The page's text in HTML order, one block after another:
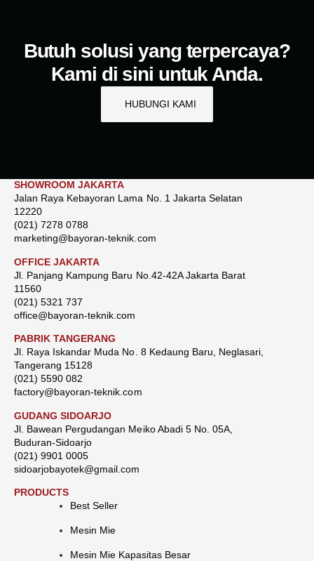
Butuh solusi yang terpercaya?
Kami di sini untuk Anda.
HUBUNGI KAMI
SHOWROOM JAKARTA
Jalan Raya Kebayoran Lama No. 1 Jakarta Selatan
12220
(021) 7278 0788
marketing@bayoran-teknik.com
OFFICE JAKARTA
Jl. Panjang Kampung Baru No.42-42A Jakarta Barat
11560
(021) 5321 737
office@bayoran-teknik.com
PABRIK TANGERANG
Jl. Raya Iskandar Muda No. 8 Kedaung Baru, Neglasari,
Tangerang 15128
(021) 5590 082
factory@bayoran-teknik.com
GUDANG SIDOARJO
Jl. Bawean Pergudangan Meiko Abadi 5 No. 05A,
Buduran-Sidoarjo
(021) 9901 0005
sidoarjobayotek@gmail.com
PRODUCTS
Best Seller
Mesin Mie
Mesin Mie Kapasitas Besar